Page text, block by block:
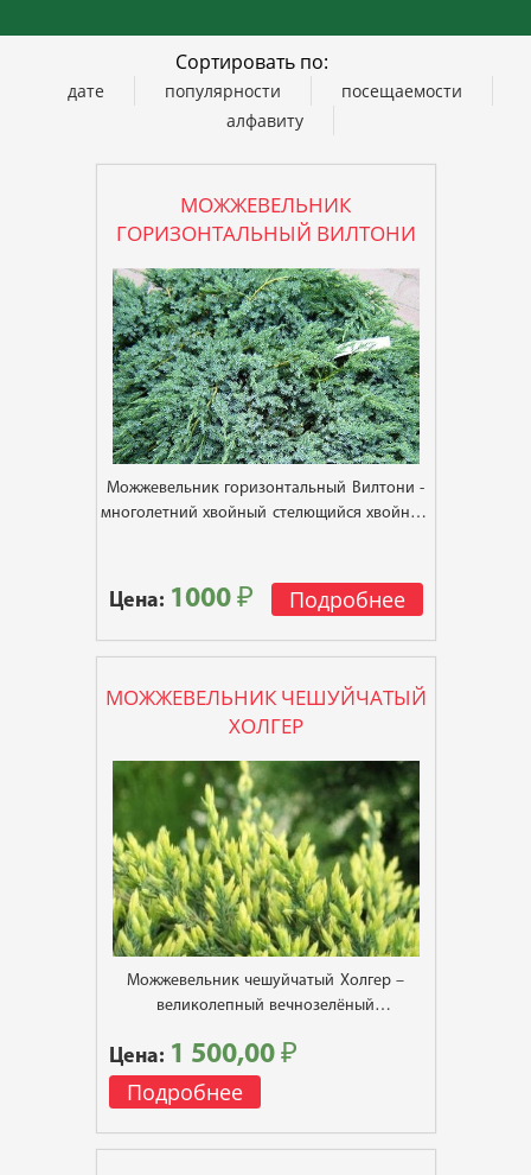
Сортировать по:
дате популярности
посещаемости
алфавиту
МОЖЖЕВЕЛЬНИК
ГОРИЗОНТАЛЬНЫЙ ВИЛТОНИ
Можжевельник горизонтальный Вилтони -
многолетний хвойный стелющийся хвойный
Цена: 1000 ₽ Подробнее
МОЖЖЕВЕЛЬНИК ЧЕШУЙЧАТЫЙ
ХОЛГЕР
Можжевельник чешуйчатый Холгер –
великолепный вечнозелёный
популярен в ландшафтном озеленении.
Цена: 1 500,00 ₽
Подробнее